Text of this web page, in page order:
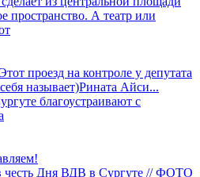
пространство. А театр или
проезд на контроле у депутата
называет)Рината Айси...
благоустраивают с
честь Дня ВДВ в Сургуте // ФОТО